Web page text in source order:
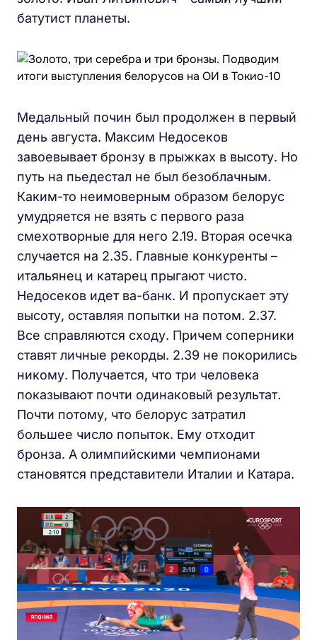
батутист планеты.
Медальный почин был продолжен в первый
день августа. Максим Недосеков
завоевывает бронзу в прыжках в высоту. Но
путь на пьедестал не был безоблачным.
Каким-то неимоверным образом белорус
умудряется не взять с первого раза
смехотворные для него 2.19. Вторая осечка
случается на 2.35. Главные конкуренты –
итальянец и катарец прыгают чисто.
Недосеков идет ва-банк. И пропускает эту
высоту, оставляя попытки на потом. 2.37.
Все справляются сходу. Причем соперники
ставят личные рекорды. 2.39 не покорились
никому. Получается, что три человека
показывают почти одинаковый результат.
Почти потому, что белорус затратил
большее число попыток. Ему отходит
бронза. А олимпийскими чемпионами
становятся представители Италии и Катара.